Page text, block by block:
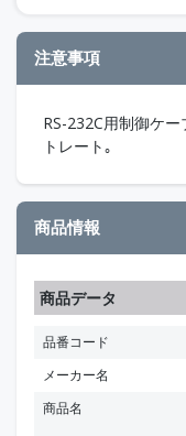
注意事項
RS-232C用制御ケ
トレート｡
商品情報
商品データ
品番コード
メーカー名
商品名